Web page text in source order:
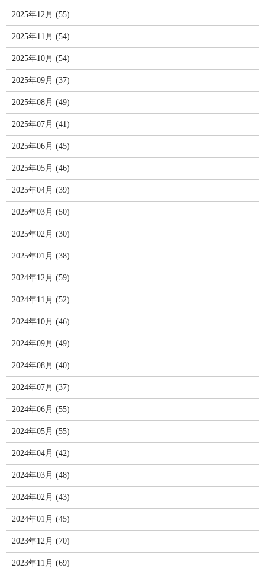
2025年12月 (55)
2025年11月 (54)
2025年10月 (54)
2025年09月 (37)
2025年08月 (49)
2025年07月 (41)
2025年06月 (45)
2025年05月 (46)
2025年04月 (39)
2025年03月 (50)
2025年02月 (30)
2025年01月 (38)
2024年12月 (59)
2024年11月 (52)
2024年10月 (46)
2024年09月 (49)
2024年08月 (40)
2024年07月 (37)
2024年06月 (55)
2024年05月 (55)
2024年04月 (42)
2024年03月 (48)
2024年02月 (43)
2024年01月 (45)
2023年12月 (70)
2023年11月 (69)